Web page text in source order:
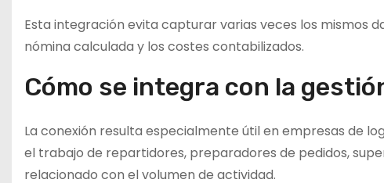
Esta integración evita capturar varias veces los mismos
nómina calculada y los costes contabilizados.
Cómo se integra con la
La conexión resulta especialmente útil en empresas de
el trabajo de repartidores, preparadores de pedidos,
relacionado con el volumen de actividad.